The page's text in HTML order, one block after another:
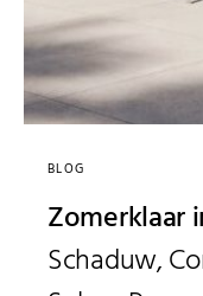
BLOG
Zomerklaar
Schaduw,